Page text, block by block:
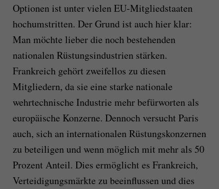
Optionen ist unter vielen EU-Mitgliedstaaten
hochumstritten. Der Grund ist auch hier klar:
Man möchte lieber die noch bestehenden
nationalen Rüstungsindustrien stärken.
Frankreich gehört zweifellos zu diesen
Mitgliedern, da sie eine starke nationale
wehrtechnische Industrie mehr befürworten als
europäische Konzerne. Dennoch versucht Paris
auch, sich an internationalen Rüstungskonzernen
zu beteiligen und wenn möglich mit mehr als 50
Prozent Anteil. Dies ermöglicht es Frankreich,
Verteidigungsmärkte zu beeinflussen und dies